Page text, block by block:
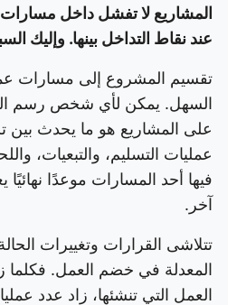
المشاريع لا تفشل داخل
عند نقاط التداخل بينها. وإليك
تقسيم المشروع إلى مسارات
السهل. يمكن لأي شخص رسم
على المشاريع هو ما يحدث بين
عمليات التسليم، والتبعيات،
فيها أحد المسارات موعدًا نهائيًا
آخر.
تتلاشى القرارات وتغييرات الحالة
المعدلة في خضم العمل. فكلما
العمل التي تنشئها، زاد عدد